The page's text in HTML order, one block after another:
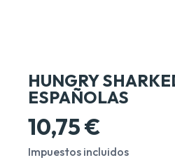
HUNGRY
ESPAÑOLAS
10,75 €
Impuestos incluidos